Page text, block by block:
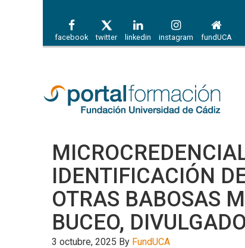
facebook twitter linkedin instagram fundUCA
IDENTIFICACIÓN
OTRAS BABOSAS
BUCEO,
3 octubre, 2025 By FundUCA